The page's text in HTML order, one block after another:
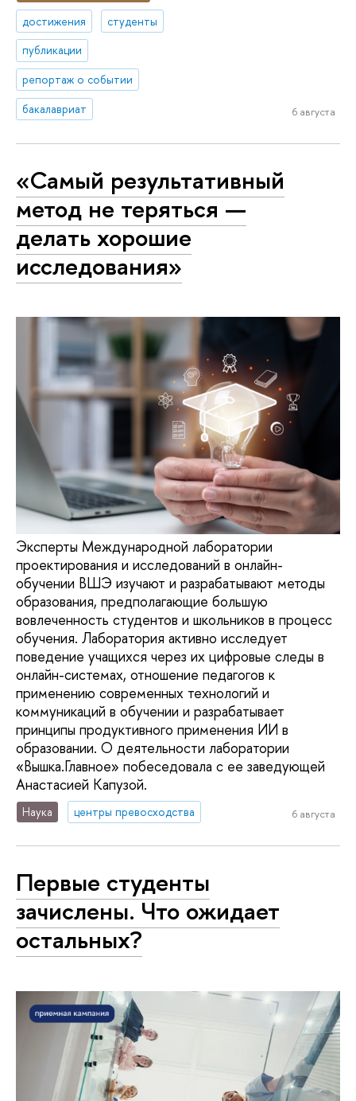
достижения
студенты
публикации
репортаж о событии
бакалавриат
6 августа
«Самый результативный
метод не теряться —
делать хорошие
исследования»
Эксперты Международной лаборатории
проектирования и исследований в онлайн-
обучении ВШЭ изучают и разрабатывают методы
образования, предполагающие большую
вовлеченность студентов и школьников в процесс
обучения. Лаборатория активно исследует
поведение учащихся через их цифровые следы в
онлайн-системах, отношение педагогов к
применению современных технологий и
коммуникаций в обучении и разрабатывает
принципы продуктивного применения ИИ в
образовании. О деятельности лаборатории
«Вышка.Главное» побеседовала с ее заведующей
Анастасией Капузой.
Наука центры превосходства 6 августа
Первые студенты
зачислены. Что ожидает
остальных?